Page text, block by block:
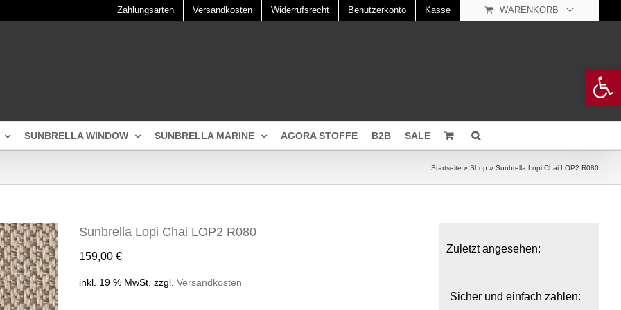
Zahlungsarten Versandkosten Widerrufsrecht Benutzerkonto Kasse WARENKORB
SUNBRELLA WINDOW SUNBRELLA MARINE AGORA STOFFE B2B SALE
Startseite » Shop » Sunbrella Lopi Chai LOP2 R080
Sunbrella Lopi Chai LOP2 R080
159,00 €
inkl. 19 % MwSt. zzgl. Versandkosten
Zuletzt angesehen:
Sicher und einfach zahlen: